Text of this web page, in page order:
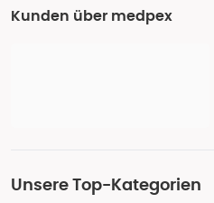
Kunden über medpex
Unsere Top-Kategorien